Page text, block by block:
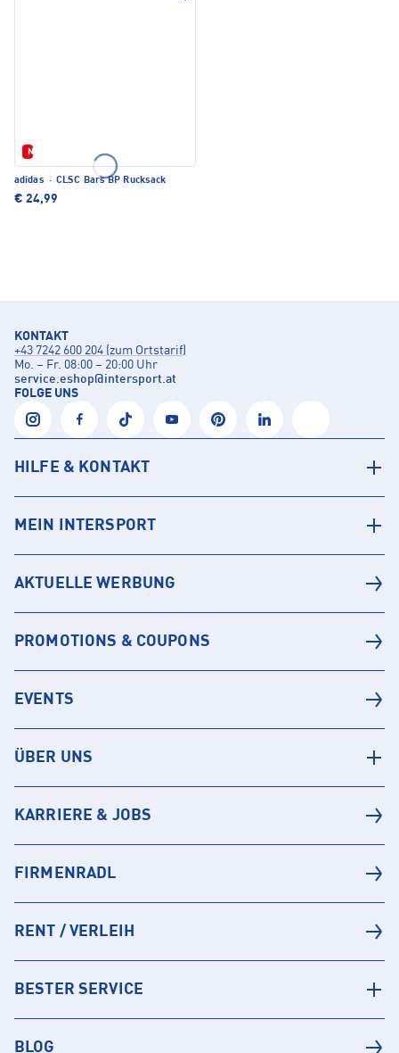
Neu
adidas · CLSC Bars BP Rucksack
€ 24,99
KONTAKT
+43 7242 600 204 (zum Ortstarif)
Mo. – Fr. 08:00 – 20:00 Uhr
service.eshop@intersport.at
FOLGE UNS
HILFE & KONTAKT
MEIN INTERSPORT
AKTUELLE WERBUNG
PROMOTIONS & COUPONS
EVENTS
ÜBER UNS
KARRIERE & JOBS
FIRMENRADL
RENT / VERLEIH
BESTER SERVICE
BLOG